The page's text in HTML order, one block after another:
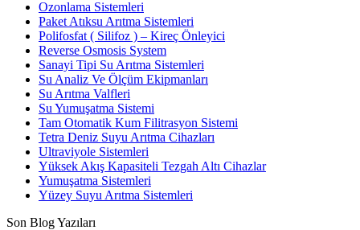
Ozonlama Sistemleri
Paket Atıksu Arıtma Sistemleri
Polifosfat ( Silifoz ) – Kireç Önleyici
Reverse Osmosis System
Sanayi Tipi Su Arıtma Sistemleri
Su Analiz Ve Ölçüm Ekipmanları
Su Arıtma Valfleri
Su Yumuşatma Sistemi
Tam Otomatik Kum Filitrasyon Sistemi
Tetra Deniz Suyu Arıtma Cihazları
Ultraviyole Sistemleri
Yüksek Akış Kapasiteli Tezgah Altı Cihazlar
Yumuşatma Sistemleri
Yüzey Suyu Arıtma Sistemleri
Son Blog Yazıları